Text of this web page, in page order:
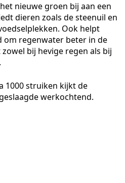
nieuwe groen bij aan een
dieren zoals de steenuil en
Ook helpt
regenwater beter in de
bij hevige regen als bij
1000 struiken kijkt de
werkochtend.